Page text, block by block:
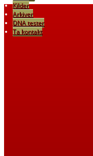
Kilder
Arkiver
DNA tester
Ta kontakt